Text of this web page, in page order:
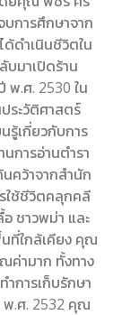
การศึกษาจาก
ดำเนินชีวิตใน
บมาเปิดร้าน
พ.ศ. 2530 ใน
ระวัติศาสตร์
รู้เกี่ยวกับการ
การอ่านตำรา
คว้าจากสำนัก
ใช้ชีวิตคลุกคลี
ชาวพม่า และ
ที่ใกล้เคียง คุณ
ค่ามาก ทั้งทาง
การเก็บรักษา
พ.ศ. 2532 คุณ